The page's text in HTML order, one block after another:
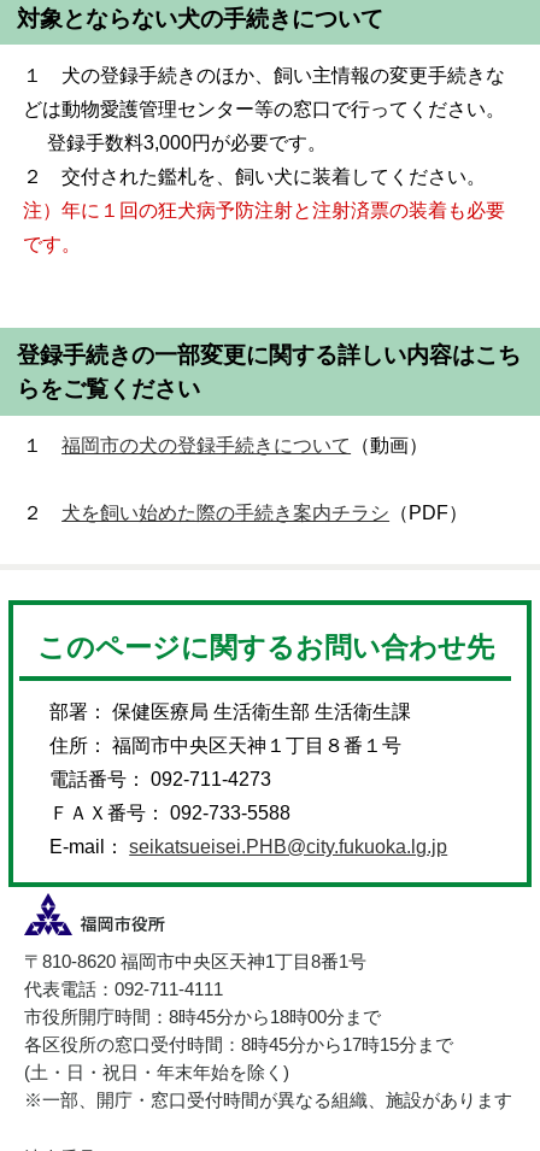
対象とならない犬の手続きについて
１ 犬の登録手続きのほか、飼い主情報の変更手続きな
どは動物愛護管理センター等の窓口で行ってください。
登録手数料3,000円が必要です。
２ 交付された鑑札を、飼い犬に装着してください。
注）年に１回の狂犬病予防注射と注射済票の装着も必要
です。
登録手続きの一部変更に関する詳しい内容はこち
らをご覧ください
１福岡市の犬の登録手続きについて （動画）
２ 犬を飼い始めた際の手続き案内チラシ （PDF）
このページに関するお問い合わせ先
部署： 保健医療局 生活衛生部 生活衛生課
住所： 福岡市中央区天神１丁目８番１号
電話番号： 092-711-4273
ＦＡＸ番号： 092-733-5588
E-mail：seikatsueisei.PHB@city.fukuoka.lg.jp
〒810-8620 福岡市中央区天神1丁目8番1号
代表電話：092-711-4111
市役所開庁時間：8時45分から18時00分まで
各区役所の窓口受付時間：8時45分から17時15分まで
(土・日・祝日・年末年始を除く)
※一部、開庁・窓口受付時間が異なる組織、施設があります